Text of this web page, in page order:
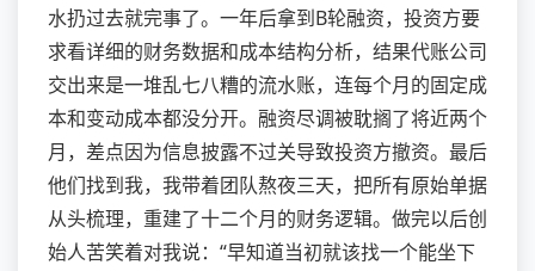
水扔过去就完事了。一年后拿到B轮融资，投资方要
求看详细的财务数据和成本结构分析，结果代账公司
交出来是一堆乱七八糟的流水账，连每个月的固定成
本和变动成本都没分开。融资尽调被耽搁了将近两个
月，差点因为信息披露不过关导致投资方撤资。最后
他们找到我，我带着团队熬夜三天，把所有原始单据
从头梳理，重建了十二个月的财务逻辑。做完以后创
始人苦笑着对我说：“早知道当初就该找一个能坐下